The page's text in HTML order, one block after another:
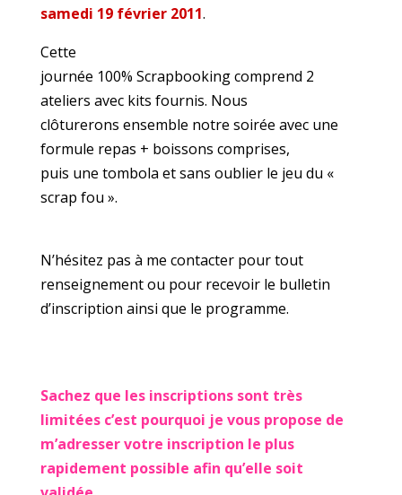
samedi 19 février 2011.
Cette
journée 100% Scrapbooking comprend 2
ateliers avec kits fournis. Nous
clôturerons ensemble notre soirée avec une
formule repas + boissons comprises,
puis une tombola et sans oublier le jeu du «
scrap fou ».
N’hésitez pas à me contacter pour tout
renseignement ou pour recevoir le bulletin
d’inscription ainsi que le programme.
Sachez que les inscriptions sont très
limitées c’est pourquoi je vous propose de
m’adresser votre inscription le plus
rapidement possible afin qu’elle soit